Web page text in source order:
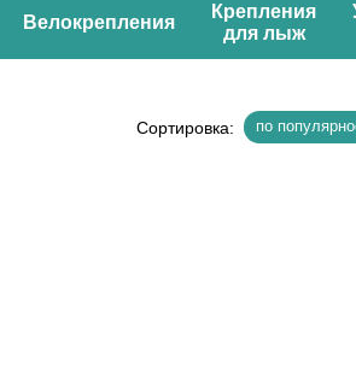
Велокрепления
Крепления
для лыж
Сортировка: по